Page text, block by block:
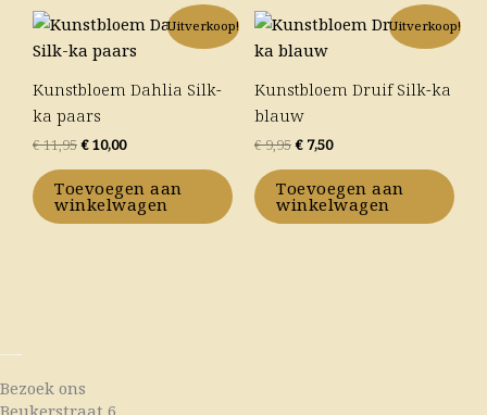
Uitverkoop!
Kunstbloem Dahlia Silk-
ka paars
€11,95
Oorspronkelijke
prijs
was:
€10,00
Huidige
prijs
is:
Toevoegen aan
winkelwagen
Uitverkoop!
Kunstbloem Druif Silk-ka
blauw
€9,95
Oorspronkelijke
prijs
was:
€ 7,50
Huidige
prijs
Toevoegen aan
winkelwagen
Bezoek ons
Beukerstraat 6